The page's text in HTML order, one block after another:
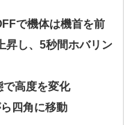
で機体は機首を前
昇し、5秒間ホバリン
で高度を変化
四角に移動